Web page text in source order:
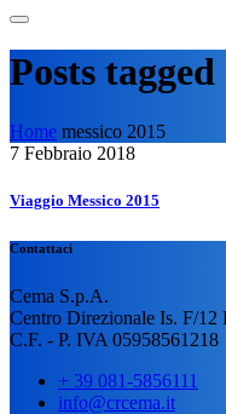
Posts tagged
Home messico 2015
7 Febbraio 2018
Viaggio Messico 2015
Contattaci
Cema S.p.A.
Centro Direzionale Is. F/
C.F. - P. IVA 05958561218
+ 39 081-5856111
info@crcema.it